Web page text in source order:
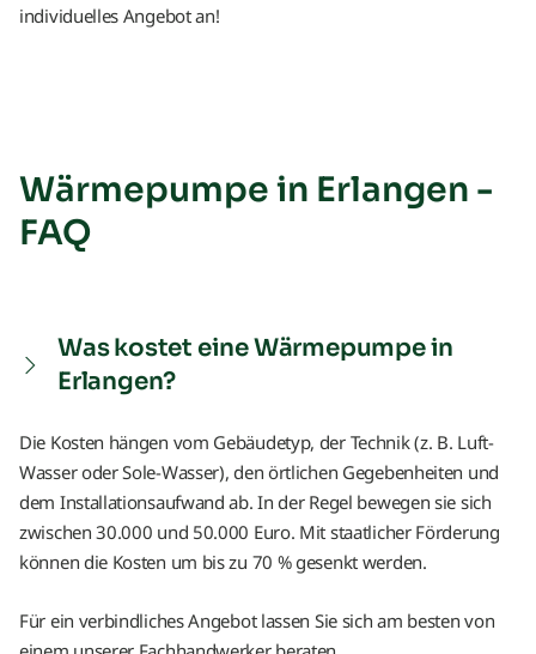
individuelles Angebot an!
Wärmepumpe in Erlangen -
FAQ
Was kostet eine Wärmepumpe in
Erlangen?
Die Kosten hängen vom Gebäudetyp, der Technik (z. B. Luft-
Wasser oder Sole-Wasser), den örtlichen Gegebenheiten und
dem Installationsaufwand ab. In der Regel bewegen sie sich
zwischen 30.000 und 50.000 Euro. Mit staatlicher Förderung
können die Kosten um bis zu 70 % gesenkt werden.
Für ein verbindliches Angebot lassen Sie sich am besten von